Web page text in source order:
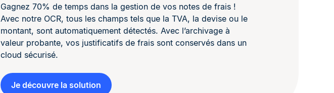
Gagnez 70% de temps dans la gestion de vos notes de frais !
Avec notre OCR, tous les champs tels que la TVA, la devise ou le
montant, sont automatiquement détectés. Avec l’archivage à
valeur probante, vos justificatifs de frais sont conservés dans un
cloud sécurisé.
Je découvre la solution